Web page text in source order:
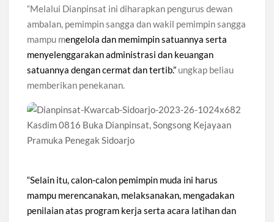
Gelar Musppanitera 2026, Kwarran Taman Cetak Pemimpin
Ajang Kompetensi Antar Ambalan II SMKN 2 Buduran 2026
Diwarnai Penampilan Tari Kreasi Berselendang
Musran X Kwarran Jabon Jadi Titik Awal Kebangkitan
Pramuka yang Lebih Inovatif dan Progresif
Peringanti Momentum Hardiknas, Kwarran Sedati Gelar Rapat
“Melalui Dianpinsat ini diharapkan pengurus dewan
ambalan, pemimpin sangga dan wakil pemimpin sangga
mampu mengelola dan memimpin satuannya serta
menyelenggarakan administrasi dan keuangan
satuannya dengan cermat dan tertib.” ungkap beliau
memberikan penekanan.
“Selain itu, calon-calon pemimpin muda ini harus
mampu merencanakan, melaksanakan, mengadakan
penilaian atas program kerja serta acara latihan dan